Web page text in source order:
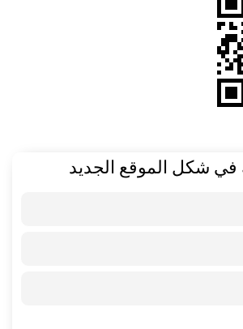
في شكل الموقع الجديد